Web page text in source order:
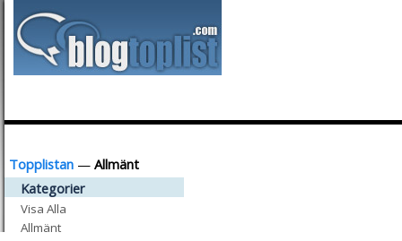
Topplistan — Allmänt
Kategorier
Visa Alla
Allmänt